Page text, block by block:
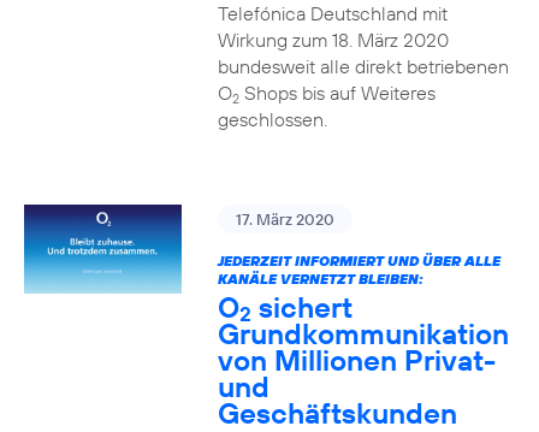
Telefónica Deutschland mit
Wirkung zum 18. März 2020
bundesweit alle direkt betriebenen
O2Shops bis auf Weiteres
geschlossen.
17. März 2020
JEDERZEIT INFORMIERT UND ÜBER ALLE
KANÄLE VERNETZT BLEIBEN:
O2 sichert
Grundkommunikation
von Millionen Privat-
und
Geschäftskunden